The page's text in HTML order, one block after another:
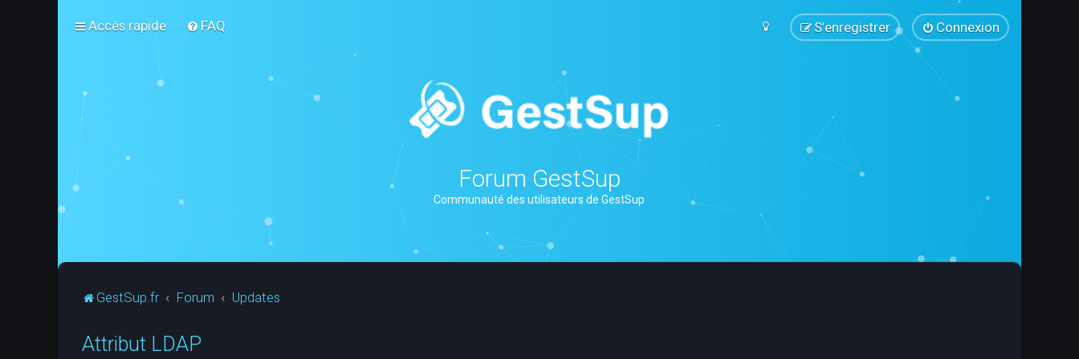
Accès rapide FAQ Connexion
S’enregistrer
Forum GestSup
Communauté des utilisateurs de GestSup
GestSup.fr Forum Updates
Attribut LDAP